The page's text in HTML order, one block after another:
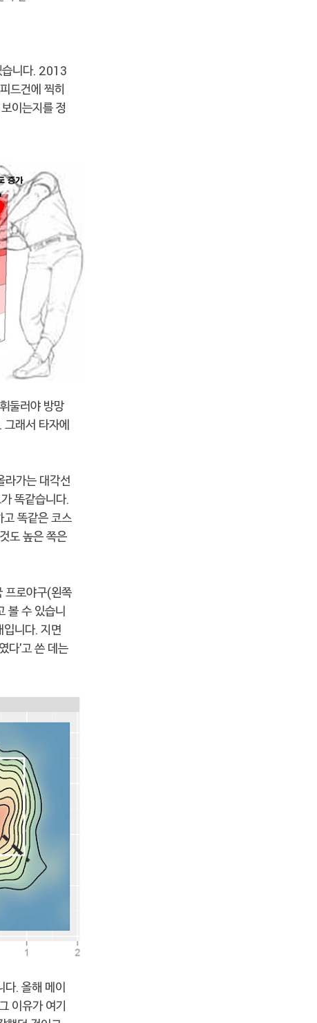
니다. 2013
드건에 찍히
이는지를 정
둘러야 방망
그래서 타자에
라가는 대각선
똑같습니다.
똑같은 코스
도 높은 쪽은
프로야구(왼쪽
볼 수 있습니
니다. 지면
다'고 쓴 데는
다. 올해 메이
이유가 여기